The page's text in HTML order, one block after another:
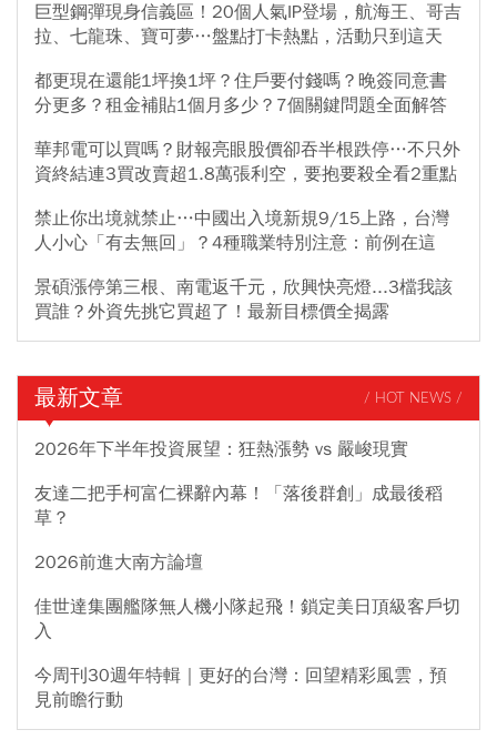
巨型鋼彈現身信義區！20個人氣IP登場，航海王、哥吉
拉、七龍珠、寶可夢…盤點打卡熱點，活動只到這天
都更現在還能1坪換1坪？住戶要付錢嗎？晚簽同意書
分更多？租金補貼1個月多少？7個關鍵問題全面解答
華邦電可以買嗎？財報亮眼股價卻吞半根跌停…不只外
資終結連3買改賣超1.8萬張利空，要抱要殺全看2重點
禁止你出境就禁止…中國出入境新規9/15上路，台灣
人小心「有去無回」？4種職業特別注意：前例在這
景碩漲停第三根、南電返千元，欣興快亮燈...3檔我該
買誰？外資先挑它買超了！最新目標價全揭露
最新文章 / HOT NEWS /
2026年下半年投資展望：狂熱漲勢 vs 嚴峻現實
友達二把手柯富仁裸辭內幕！「落後群創」成最後稻
草？
2026前進大南方論壇
佳世達集團艦隊無人機小隊起飛！鎖定美日頂級客戶切
入
今周刊30週年特輯｜更好的台灣：回望精彩風雲，預
見前瞻行動